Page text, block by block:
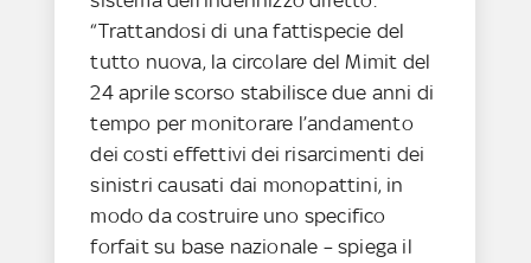
“Trattandosi di una fattispecie del
tutto nuova, la circolare del Mimit del
24 aprile scorso stabilisce due anni di
tempo per monitorare l’andamento
dei costi effettivi dei risarcimenti dei
sinistri causati dai monopattini, in
modo da costruire uno specifico
forfait su base nazionale – spiega il